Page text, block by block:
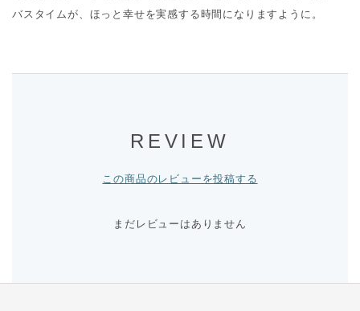
バスタイムが、ほっと幸せを実感する時間になりますように。
REVIEW
この商品のレビューを投稿する
まだレビューはありません